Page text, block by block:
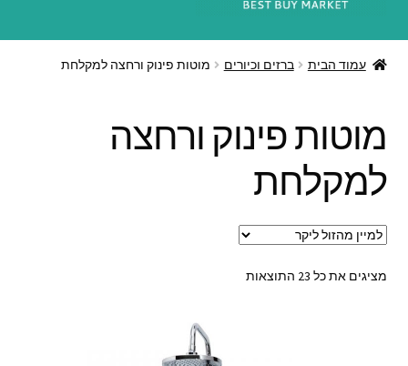
חנות אינטרנט
צור קשר
עמוד הבית ברזים וכיורים מוטות פינוק ורחצה למקלחת
מוטות פינוק ורחצה
למקלחת
מציגים את כל ⁦23⁩ התוצאות
ממוין